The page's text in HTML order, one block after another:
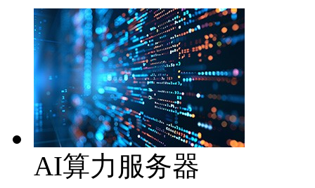
AI算力服务器